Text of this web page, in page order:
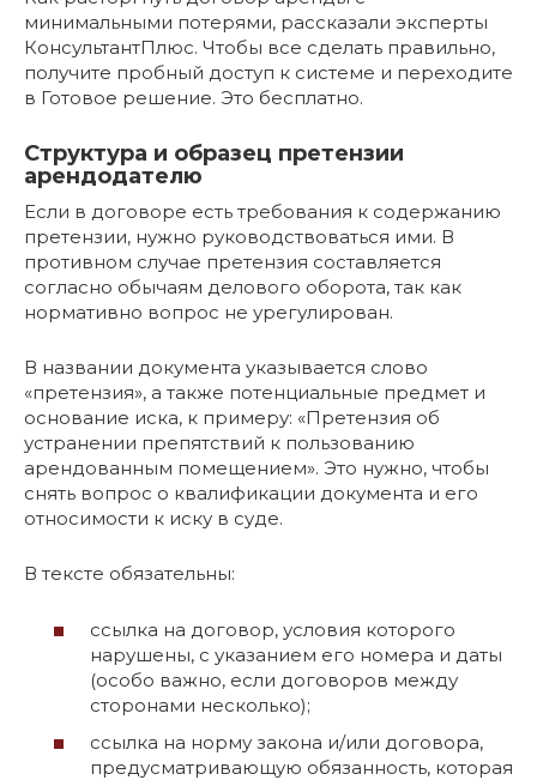
минимальными потерями, рассказали эксперты
КонсультантПлюс. Чтобы все сделать правильно,
получите пробный доступ к системе и переходите
в Готовое решение. Это бесплатно.
Структура и образец претензии
арендодателю
Если в договоре есть требования к содержанию
претензии, нужно руководствоваться ими. В
противном случае претензия составляется
согласно обычаям делового оборота, так как
нормативно вопрос не урегулирован.
В названии документа указывается слово
«претензия», а также потенциальные предмет и
основание иска, к примеру: «Претензия об
устранении препятствий к пользованию
арендованным помещением». Это нужно, чтобы
снять вопрос о квалификации документа и его
относимости к иску в суде.
В тексте обязательны:
ссылка на договор, условия которого
нарушены, с указанием его номера и даты
(особо важно, если договоров между
сторонами несколько);
ссылка на норму закона и/или договора,
предусматривающую обязанность, которая